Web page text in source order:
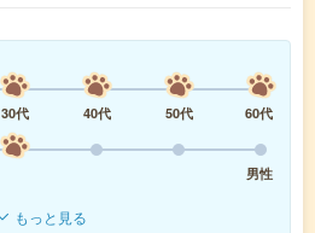
30代 40代 50代
60代
男性
もっと見る